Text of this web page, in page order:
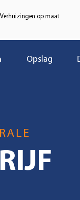
Verhuizingen op maat
Opslag